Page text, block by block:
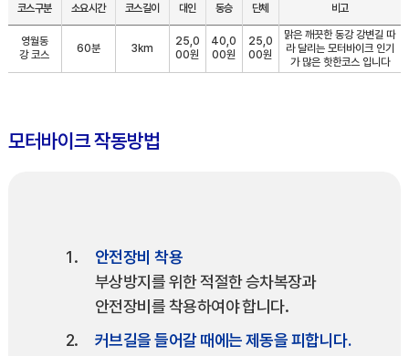
코스구분 소요시간 코스길이 대인 동승 단체 비고
영월동
강 코스
60분 3km
25,0
00원
40,0
00원
25,0
00원
맑은 깨끗한 동강 강변길 따
라 달리는 모터바이크 인기
가 많은 핫한코스 입니다
모터바이크 작동방법
안전장비 착용
부상방지를 위한 적절한 승차복장과
안전장비를 착용하여야 합니다.
커브길을 들어갈 때에는 제동을 피합니다.